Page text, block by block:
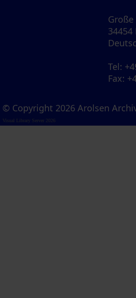
Große
Tel:
Fax:
© Copyright 2026 Arolsen
Visual Library Server 2026